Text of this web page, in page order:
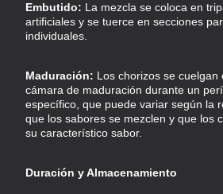
Embutido: La mezcla se coloca en
artificiales y se tuerce en secciones
individuales.
Maduración: Los chorizos se
cámara de maduración durante un
específico, que puede variar según la
que los sabores se mezclen y que los
su característico sabor.
Duración y Almacenamiento